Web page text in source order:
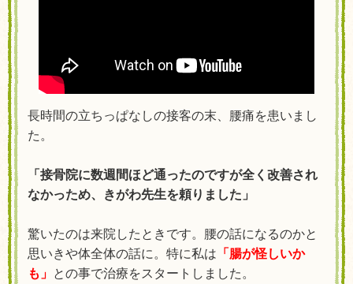
長時間の立ちっぱなしの接客の末、腰痛を患いまし
た。
「接骨院に数週間ほど通ったのですが全く改善され
なかっため、きがわ先生を頼りました」
驚いたのは来院したときです。腰の話になるのかと
思いきや体全体の話に。特に私は 「腸が怪しいか
も」 との事で治療をスタートしました。